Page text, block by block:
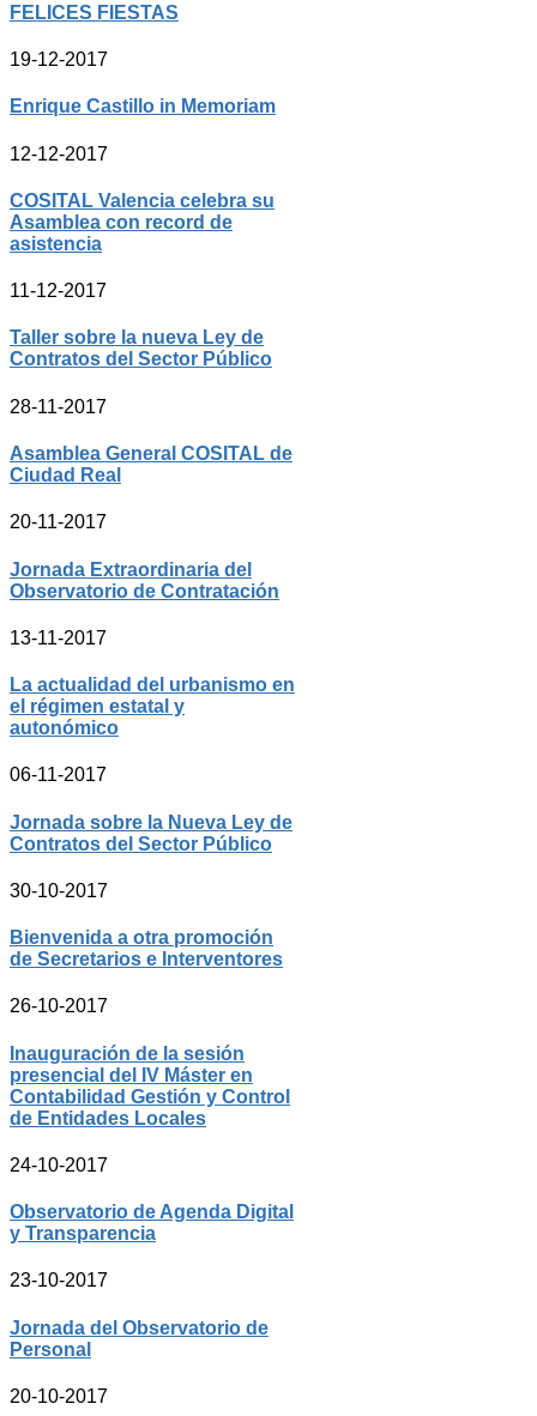
FELICES FIESTAS
19-12-2017
Enrique Castillo in Memoriam
12-12-2017
COSITAL Valencia celebra su
Asamblea con record de
asistencia
11-12-2017
Taller sobre la nueva Ley de
Contratos del Sector Público
28-11-2017
Asamblea General COSITAL de
Ciudad Real
20-11-2017
Jornada Extraordinaria del
Observatorio de Contratación
13-11-2017
La actualidad del urbanismo en
el régimen estatal y
autonómico
06-11-2017
Jornada sobre la Nueva Ley de
Contratos del Sector Público
30-10-2017
Bienvenida a otra promoción
de Secretarios e Interventores
26-10-2017
Inauguración de la sesión
presencial del IV Máster en
Contabilidad Gestión y Control
de Entidades Locales
24-10-2017
Observatorio de Agenda Digital
y Transparencia
23-10-2017
Jornada del Observatorio de
Personal
20-10-2017